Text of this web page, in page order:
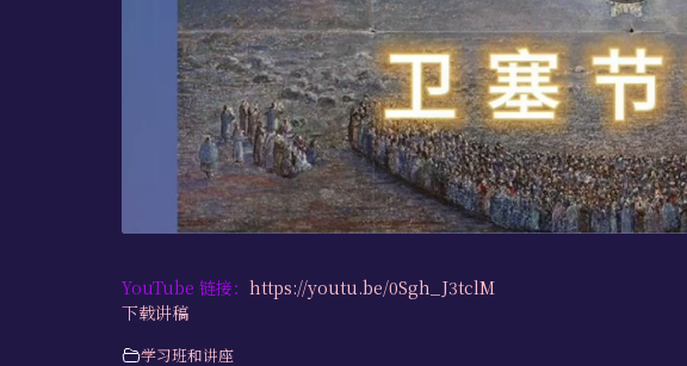
YouTube 链接： https://youtu.be/0Sgh_J3tclM
下载讲稿
学习班和讲座